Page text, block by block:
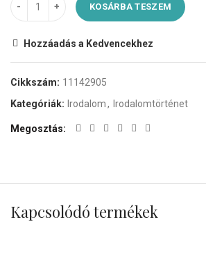
KOSÁRBA TESZEM
Hozzáadás a Kedvencekhez
Cikkszám: 11142905
Kategóriák: Irodalom, Irodalomtörténet
Megosztás
Kapcsolódó termékek